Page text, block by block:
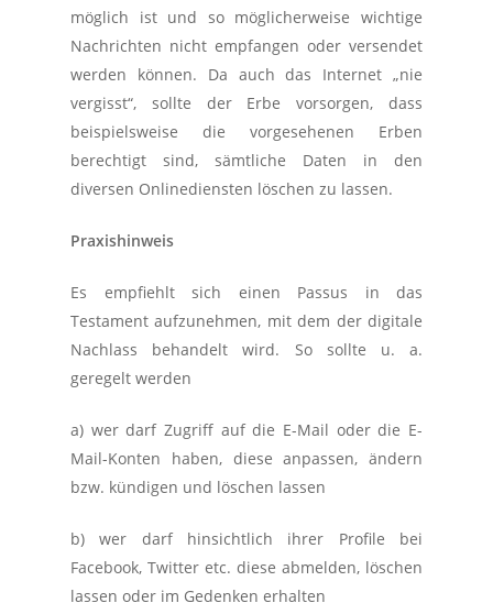
möglich ist und so möglicherweise wichtige
Nachrichten nicht empfangen oder versendet
werden können. Da auch das Internet „nie
vergisst“, sollte der Erbe vorsorgen, dass
beispielsweise die vorgesehenen Erben
berechtigt sind, sämtliche Daten in den
diversen Onlinediensten löschen zu lassen.
Praxishinweis
Es empfiehlt sich einen Passus in das
Testament aufzunehmen, mit dem der digitale
Nachlass behandelt wird. So sollte u. a.
geregelt werden
a) wer darf Zugriff auf die E-Mail oder die E-
Mail-Konten haben, diese anpassen, ändern
bzw. kündigen und löschen lassen
b) wer darf hinsichtlich ihrer Profile bei
Facebook, Twitter etc. diese abmelden, löschen
lassen oder im Gedenken erhalten